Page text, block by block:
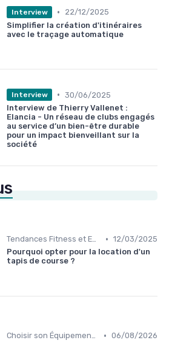
Interview •
22/12/2025
Simplifier la création d'itinéraires
avec le traçage automatique
Interview • 30/06/2025
Interview de Thierry Vallenet :
Elancia - Un réseau de clubs engagés
au service d’un bien-être durable
pour un impact bienveillant sur la
société
Tendances Fitness et Entraînement à Domicile • 12/03/2025
Pourquoi opter pour la location d'un
tapis de course ?
Choisir son Équipement Sportif • 06/08/2026